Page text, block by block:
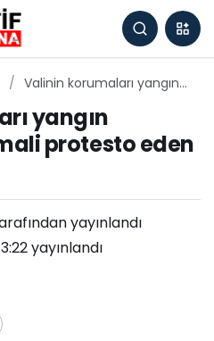
Valinin korumaları yangın
protesto eden kişiyi dövdü
yangın
protesto eden
yayınlandı
yayınlandı